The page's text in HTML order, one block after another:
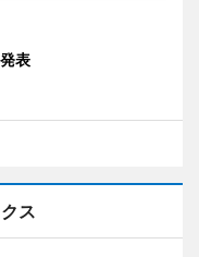
発表
ス